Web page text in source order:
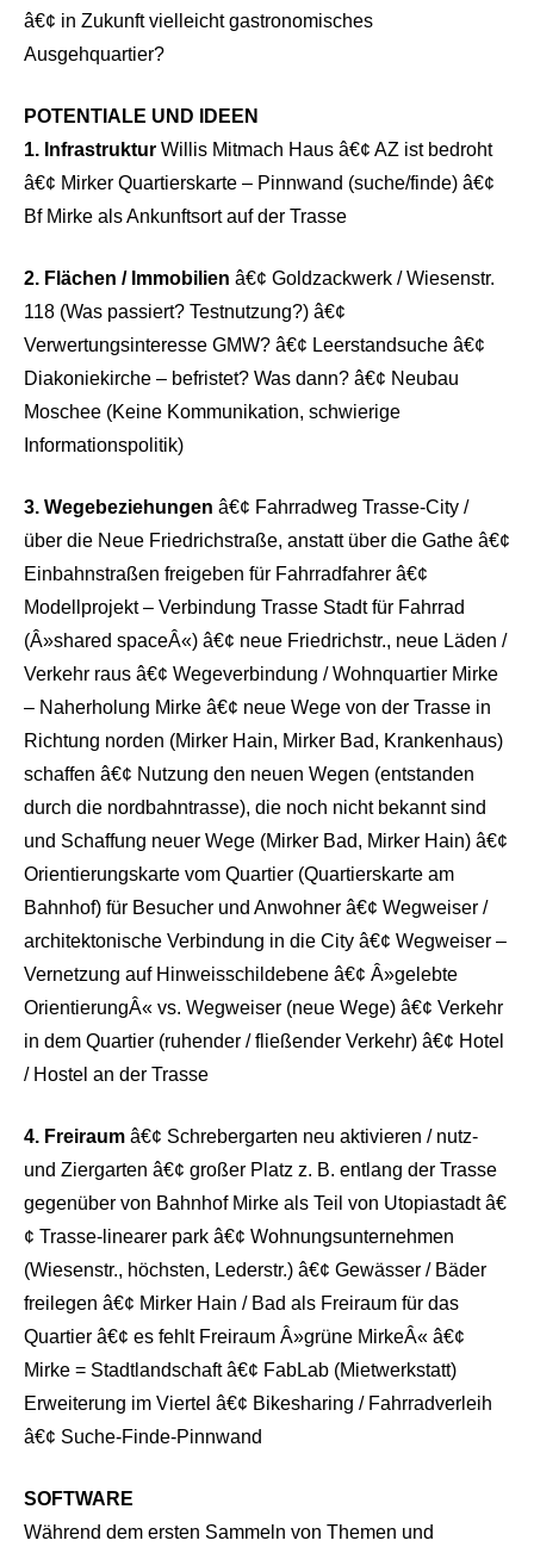
â€¢ in Zukunft vielleicht gastronomisches
Ausgehquartier?
POTENTIALE UND IDEEN
1. Infrastruktur Willis Mitmach Haus â€¢ AZ ist bedroht
â€¢ Mirker Quartierskarte – Pinnwand (suche/finde) â€¢
Bf Mirke als Ankunftsort auf der Trasse
2. Flächen / Immobilien â€¢ Goldzackwerk / Wiesenstr.
118 (Was passiert? Testnutzung?) â€¢
Verwertungsinteresse GMW? â€¢ Leerstandsuche â€¢
Diakoniekirche – befristet? Was dann? â€¢ Neubau
Moschee (Keine Kommunikation, schwierige
Informationspolitik)
3. Wegebeziehungen â€¢ Fahrradweg Trasse-City /
über die Neue Friedrichstraße, anstatt über die Gathe â€¢
Einbahnstraßen freigeben für Fahrradfahrer â€¢
Modellprojekt – Verbindung Trasse Stadt für Fahrrad
(Â»shared spaceÂ«) â€¢ neue Friedrichstr., neue Läden /
Verkehr raus â€¢ Wegeverbindung / Wohnquartier Mirke
– Naherholung Mirke â€¢ neue Wege von der Trasse in
Richtung norden (Mirker Hain, Mirker Bad, Krankenhaus)
schaffen â€¢ Nutzung den neuen Wegen (entstanden
durch die nordbahntrasse), die noch nicht bekannt sind
und Schaffung neuer Wege (Mirker Bad, Mirker Hain) â€¢
Orientierungskarte vom Quartier (Quartierskarte am
Bahnhof) für Besucher und Anwohner â€¢ Wegweiser /
architektonische Verbindung in die City â€¢ Wegweiser –
Vernetzung auf Hinweisschildebene â€¢ Â»gelebte
OrientierungÂ« vs. Wegweiser (neue Wege) â€¢ Verkehr
in dem Quartier (ruhender / fließender Verkehr) â€¢ Hotel
/ Hostel an der Trasse
4. Freiraum â€¢ Schrebergarten neu aktivieren / nutz-
und Ziergarten â€¢ großer Platz z. B. entlang der Trasse
gegenüber von Bahnhof Mirke als Teil von Utopiastadt â€
¢ Trasse-linearer park â€¢ Wohnungsunternehmen
(Wiesenstr., höchsten, Lederstr.) â€¢ Gewässer / Bäder
freilegen â€¢ Mirker Hain / Bad als Freiraum für das
Quartier â€¢ es fehlt Freiraum Â»grüne MirkeÂ« â€¢
Mirke = Stadtlandschaft â€¢ FabLab (Mietwerkstatt)
Erweiterung im Viertel â€¢ Bikesharing / Fahrradverleih
â€¢ Suche-Finde-Pinnwand
SOFTWARE
Während dem ersten Sammeln von Themen und